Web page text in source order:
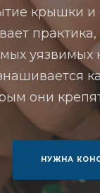
крышки
уязвимых
они
НУЖНА